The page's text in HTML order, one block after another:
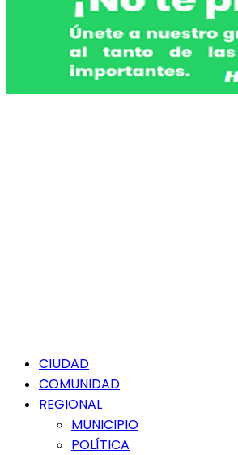
Menú
principal
CIUDAD
COMUNIDAD
REGIONAL
MUNICIPIO
POLÍTICA